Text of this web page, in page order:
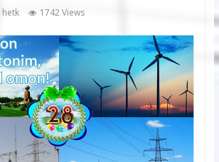
hetk 1742 Views